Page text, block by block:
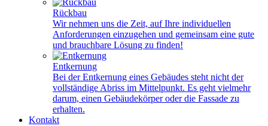
Rückbau
Wir nehmen uns die Zeit, auf Ihre individuellen
Anforderungen einzugehen und gemeinsam eine gute
und brauchbare Lösung zu finden!
Entkernung
Bei der Entkernung eines Gebäudes steht nicht der
vollständige Abriss im Mittelpunkt. Es geht vielmehr
darum, einen Gebäudekörper oder die Fassade zu
erhalten.
Kontakt